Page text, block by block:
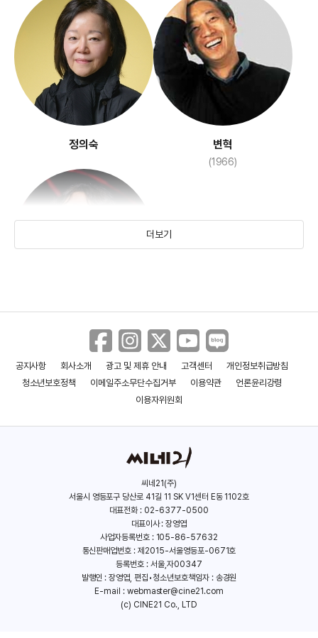
댄싱 베토벤
(2016)
발레리나
(2016)
정의숙 변혁
(1966)
민규동
(1970)
더보기
공지사항 회사소개 광고 및 제휴 안내 고객센터
개인정보취급방침
청소년보호정책
이메일주소무단수집거부 이용약관
언론윤리강령
이용자위원회
씨네21(주)
서울시 영등포구 당산로 41길 11 SK V1센터 E동 1102호
대표전화 : 02-6377-0500
대표이사 : 장영엽
사업자등록번호 : 105-86-57632
통신판매업번호 : 제2015-서울영등포-0671호
등록번호 : 서울,자00347
발행인 : 장영엽, 편집•청소년보호책임자 : 송경원
E-mail : webmaster@cine21.com
(c) CINE21 Co., LTD